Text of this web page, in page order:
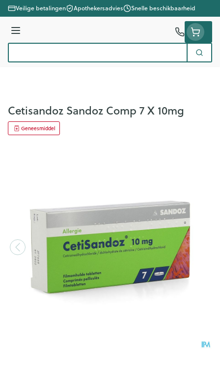
Ga naar de inhoud
Veilige betalingen Apothekersadvies Snelle beschikbaarheid
Menu
Zoek
Cetisandoz Sandoz Comp 7 X 10mg
Geneesmiddel